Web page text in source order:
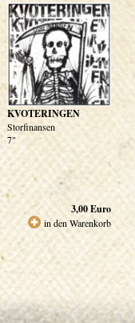
KVOTERINGEN
Storfinansen
7"
3,00Euro
in den Warenkorb